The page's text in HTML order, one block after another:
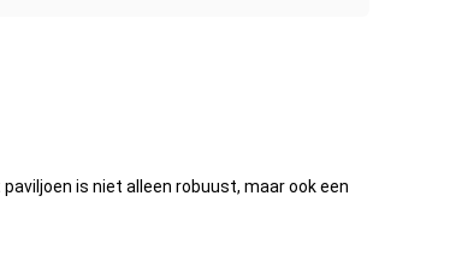
is niet alleen robuust, maar ook een